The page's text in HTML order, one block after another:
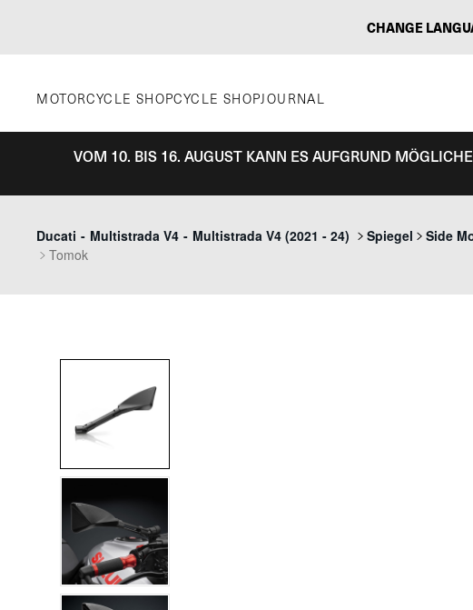
CHANGE
MOTORCYCLE SHOPCYCLE SHOPJOURNAL
VOM 10. BIS 16. AUGUST KANN ES AUFGRUND
Ducati - Multistrada V4 - Multistrada V4 (2021 - 24) Spiegel
Side
Tomok